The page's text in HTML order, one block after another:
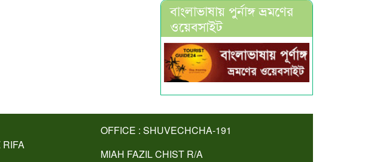
বাংলাভাষায় পুর্নাঙ্গ ভ্রমণের
ওয়েবসাইট
RIFA
OFFICE : SHUVECHCHA-191
MIAH FAZIL CHIST R/A